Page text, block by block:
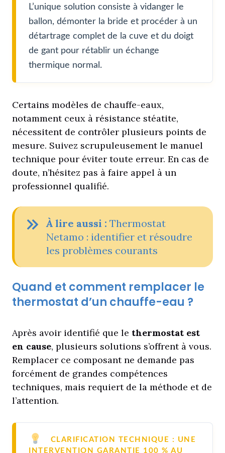
L’unique solution consiste à vidanger le
ballon, démonter la bride et procéder à un
détartrage complet de la cuve et du doigt
de gant pour rétablir un échange
thermique normal.
Certains modèles de chauffe-eaux,
notamment ceux à résistance stéatite,
nécessitent de contrôler plusieurs points de
mesure. Suivez scrupuleusement le manuel
technique pour éviter toute erreur. En cas de
doute, n’hésitez pas à faire appel à un
professionnel qualifié.
À lire aussi : Thermostat
Netamo : identifier et résoudre
les problèmes courants
Quand et comment remplacer le
thermostat d’un chauffe-eau ?
Après avoir identifié que le thermostat est
en cause, plusieurs solutions s’offrent à vous.
Remplacer ce composant ne demande pas
forcément de grandes compétences
techniques, mais requiert de la méthode et de
l’attention.
CLARIFICATION TECHNIQUE : UNE
INTERVENTION GARANTIE 100 % AU